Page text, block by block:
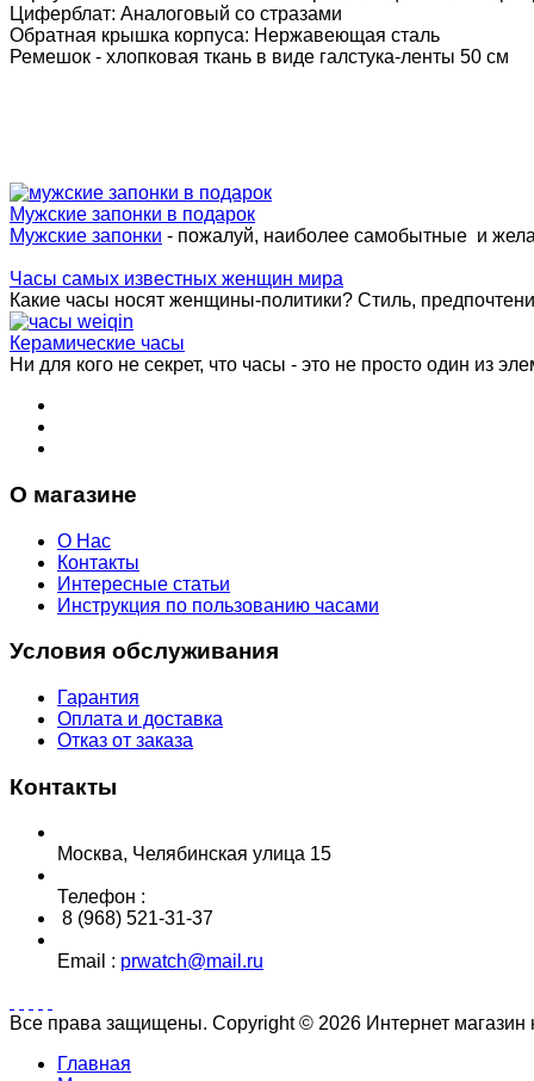
Циферблат: Аналоговый со стразами
Обратная крышка корпуса: Нержавеющая сталь
Ремешок - хлопковая ткань в виде галстука-ленты 50 см
Мужские запонки в подарок
Мужские запонки - пожалуй, наиболее самобытные и
Часы самых известных женщин мира
Какие часы носят женщины-политики? Стиль,
Керамические часы
Ни для кого не секрет, что часы - это не просто один из
О магазине
О Нас
Контакты
Интересные статьи
Инструкция по пользованию часами
Условия обслуживания
Гарантия
Оплата и доставка
Отказ от заказа
Контакты
Москва, Челябинская улица 15
Телефон :
8 (968) 521-31-37
Email : prwatch@mail.ru
Все права защищены. Copyright © 2026 Интернет магазин
Главная